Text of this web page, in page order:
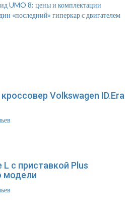
UMO 8: цены и комплектации
«последний» гиперкар с двигателем
Volkswagen ID.Era
с приставкой Plus
модели